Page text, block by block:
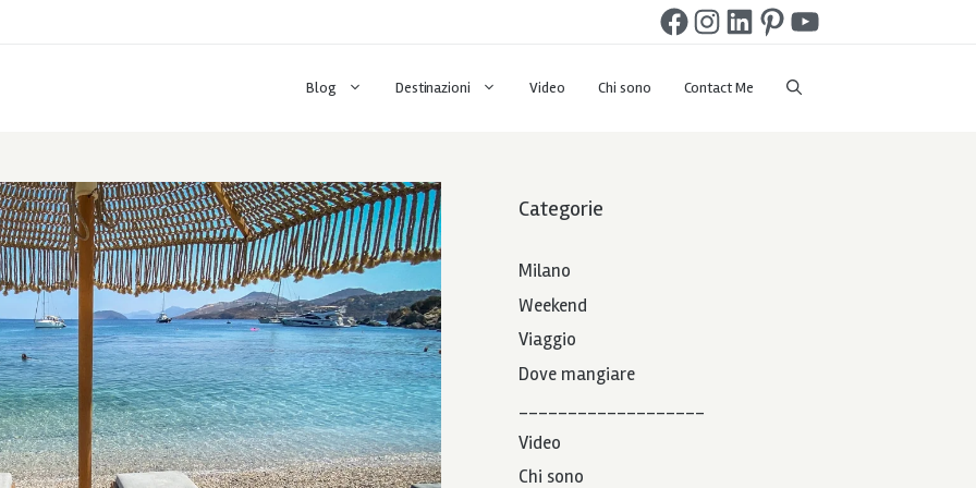
Facebook
Instagram
LinkedIn
Pinterest
YouTube
Blog Destinazioni Video Chi sono Contact Me
Categorie
Milano
Weekend
Viaggio
Dove mangiare
___________________
Video
Chi sono